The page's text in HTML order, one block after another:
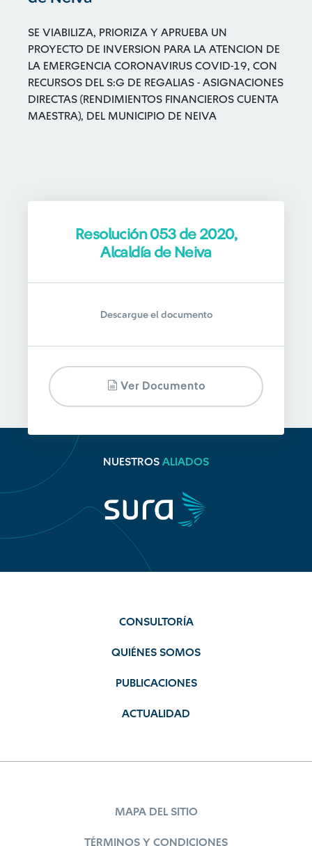
SE VIABILIZA, PRIORIZA Y APRUEBA UN
PROYECTO DE INVERSION PARA LA ATENCION DE
LA EMERGENCIA CORONAVIRUS COVID-19, CON
RECURSOS DEL S:G DE REGALIAS - ASIGNACIONES
DIRECTAS (RENDIMIENTOS FINANCIEROS CUENTA
MAESTRA), DEL MUNICIPIO DE NEIVA
Resolución 053 de 2020,
Alcaldía de Neiva
Descargue el documento
Ver Documento
NUESTROS ALIADOS
CONSULTORÍA
QUIÉNES SOMOS
PUBLICACIONES
ACTUALIDAD
MAPA DEL SITIO
TÉRMINOS Y CONDICIONES